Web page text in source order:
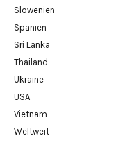
Slowenien
Spanien
Sri Lanka
Thailand
Ukraine
USA
Vietnam
Weltweit